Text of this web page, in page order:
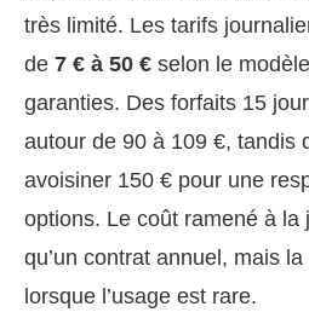
très limité. Les tarifs
de 7 € à 50 € selon le
garanties. Des forfaits 15
autour de 90 à 109 €, tandis
avoisiner 150 € pour une
options. Le coût ramené à la
qu’un contrat annuel, mais la
lorsque l’usage est rare.